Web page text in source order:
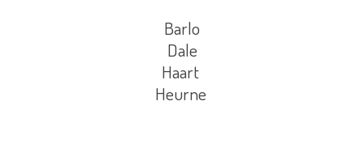
Barlo
Dale
Haart
Heurne